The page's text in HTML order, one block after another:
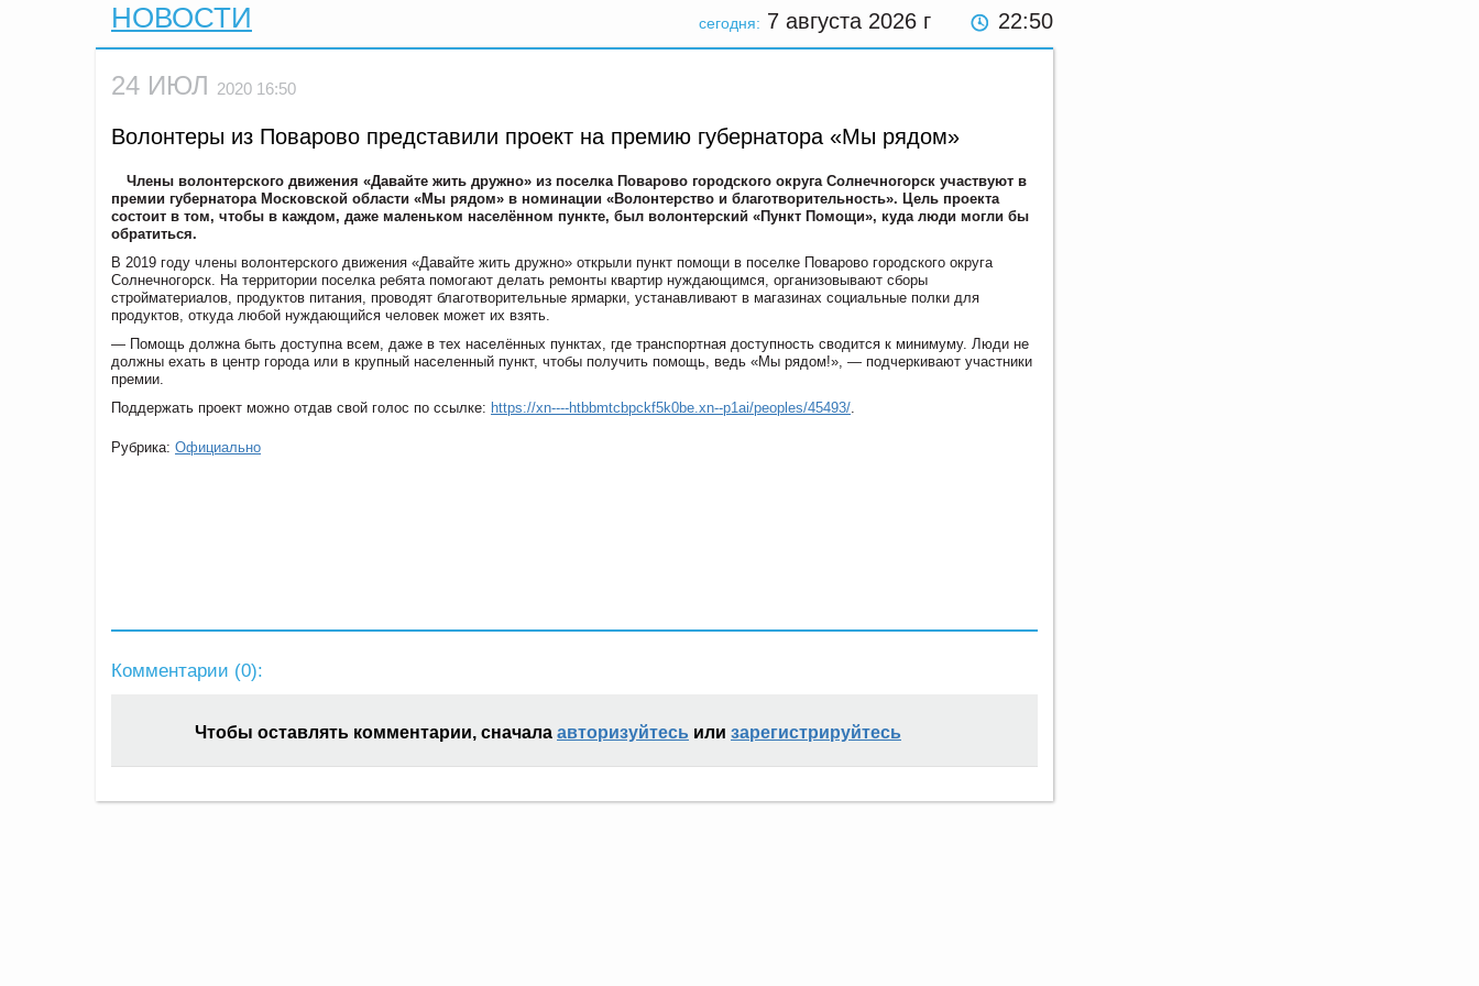
сегодня: 7 августа 2026 г 22:50
НОВОСТИ
24 ИЮЛ 2020 16:50
Волонтеры из Поварово представили проект на премию губернатора «Мы рядом»
Члены волонтерского движения «Давайте жить дружно» из поселка Поварово городского округа Солнечногорск участвуют в
премии губернатора Московской области «Мы рядом» в номинации «Волонтерство и благотворительность». Цель проекта
состоит в том, чтобы в каждом, даже маленьком населённом пункте, был волонтерский «Пункт Помощи», куда люди могли бы
обратиться.
В 2019 году члены волонтерского движения «Давайте жить дружно» открыли пункт помощи в поселке Поварово городского округа
Солнечногорск. На территории поселка ребята помогают делать ремонты квартир нуждающимся, организовывают сборы
стройматериалов, продуктов питания, проводят благотворительные ярмарки, устанавливают в магазинах социальные полки для
продуктов, откуда любой нуждающийся человек может их взять.
— Помощь должна быть доступна всем, даже в тех населённых пунктах, где транспортная доступность сводится к минимуму. Люди не
должны ехать в центр города или в крупный населенный пункт, чтобы получить помощь, ведь «Мы рядом!», — подчеркивают участники
премии.
Поддержать проект можно отдав свой голос по ссылке: https://xn----htbbmtcbpckf5k0be.xn--p1ai/peoples/45493/.
Рубрика: Официально
Комментарии (0):
Чтобы оставлять комментарии, сначала авторизуйтесь или зарегистрируйтесь